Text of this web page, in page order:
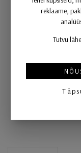
reklaame,
Tutvu